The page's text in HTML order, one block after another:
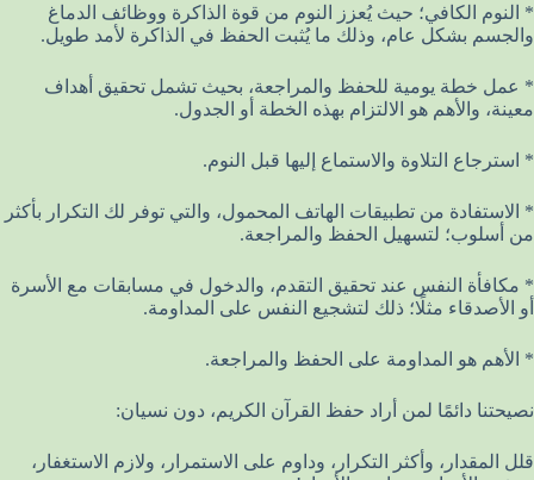
* النوم الكافي؛ حيث يُعزز النوم من قوة الذاكرة ووظائف الدماغ
والجسم بشكل عام، وذلك ما يُثبت الحفظ في الذاكرة لأمد طويل.
* عمل خطة يومية للحفظ والمراجعة، بحيث تشمل تحقيق أهداف
معينة، والأهم هو الالتزام بهذه الخطة أو الجدول.
* استرجاع التلاوة والاستماع إليها قبل النوم.
* الاستفادة من تطبيقات الهاتف المحمول، والتي توفر لك التكرار بأكثر
من أسلوب؛ لتسهيل الحفظ والمراجعة.
* مكافأة النفس عند تحقيق التقدم، والدخول في مسابقات مع الأسرة
أو الأصدقاء مثلًا؛ ذلك لتشجيع النفس على المداومة.
* الأهم هو المداومة على الحفظ والمراجعة.
نصيحتنا دائمًا لمن أراد حفظ القرآن الكريم، دون نسيان:
قلل المقدار، وأكثر التكرار، وداوم على الاستمرار، ولازم الاستغفار،